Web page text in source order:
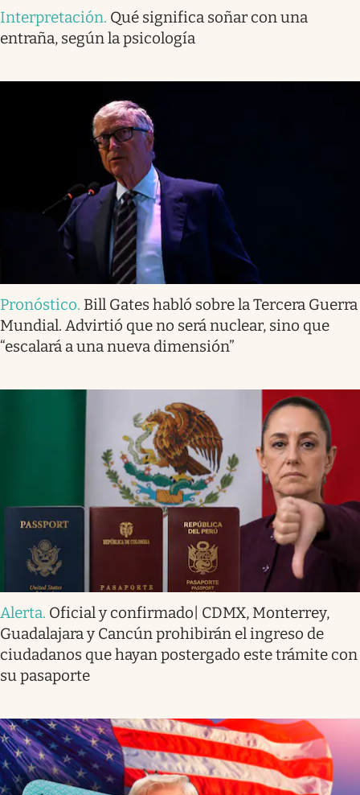
Interpretación. Qué significa soñar con una
entraña, según la psicología
Pronóstico. Bill Gates habló sobre la Tercera Guerra
Mundial. Advirtió que no será nuclear, sino que
“escalará a una nueva dimensión”
Alerta. Oficial y confirmado| CDMX, Monterrey,
Guadalajara y Cancún prohibirán el ingreso de
ciudadanos que hayan postergado este trámite con
su pasaporte